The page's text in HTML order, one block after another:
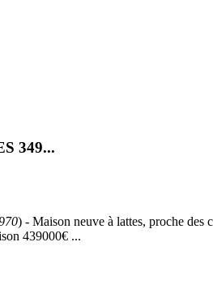
349...
) - Maison neuve à lattes, proche des
439000€ ...